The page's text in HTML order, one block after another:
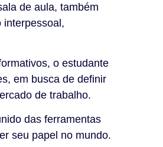
de aula, também
interpessoal,
o estudante
em busca de definir
de trabalho.
das ferramentas
seu papel no mundo.